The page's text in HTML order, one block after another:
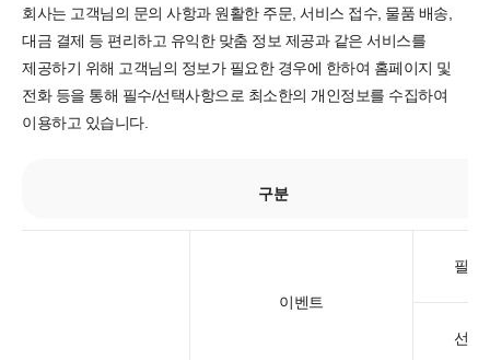
회사는 고객님의 문의 사항과 원활한 주문, 서비스 접수, 물품 배송,
대금 결제 등 편리하고 유익한 맞춤 정보 제공과 같은 서비스를
제공하기 위해 고객님의 정보가 필요한 경우에 한하여 홈페이지 및
전화 등을 통해 필수/선택사항으로 최소한의 개인정보를 수집하여
이용하고 있습니다.
구분
이벤트
필수
선택